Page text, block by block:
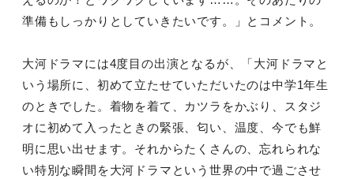
準備もしっかりとしていきたいです。」とコメント。
大河ドラマには4度目の出演となるが、「大河ドラマと
いう場所に、初めて立たせていただいたのは中学1年生
のときでした。着物を着て、カツラをかぶり、スタジ
オに初めて入ったときの緊張、匂い、温度、今でも鮮
明に思い出せます。それからたくさんの、忘れられな
い特別な瞬間を大河ドラマという世界の中で過ごさせ